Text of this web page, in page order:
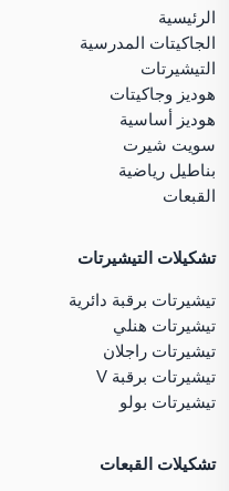
الرئيسية
الجاكيتات المدرسية
التيشيرتات
هوديز وجاكيتات
هوديز أساسية
سويت شيرت
بناطيل رياضية
القبعات
تشكيلات التيشيرتات
تيشيرتات برقبة دائرية
تيشيرتات هنلي
تيشيرتات راجلان
تيشيرتات برقبة V
تيشيرتات بولو
تشكيلات القبعات